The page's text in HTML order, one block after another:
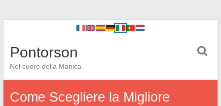
Pontorson
Nel cuore della Manica
Come Scegliere la Migliore